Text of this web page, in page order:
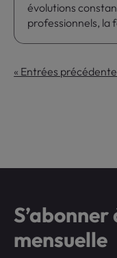
évolutions
professionnels, la
« Entrées
mensuelle